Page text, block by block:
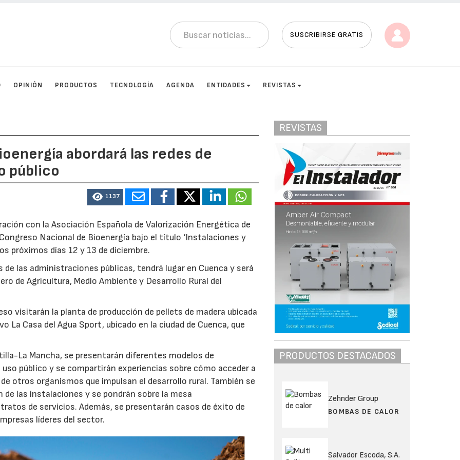
SUSCRIBIRSE GRATIS
OPINIÓN PRODUCTOS TECNOLOGÍA AGENDA ENTIDADES REVISTAS
abordará las redes de
público
1137
con la Asociación Española de Valorización Energética de
Nacional de Bioenergía bajo el título ‘Instalaciones y
próximos días 12 y 13 de diciembre.
las administraciones públicas, tendrá lugar en Cuenca y será
de Agricultura, Medio Ambiente y Desarrollo Rural del
visitarán la planta de producción de pellets de madera ubicada
Casa del Agua Sport, ubicado en la ciudad de Cuenca, que
La Mancha, se presentarán diferentes modelos de
público y se compartirán experiencias sobre cómo acceder a
otros organismos que impulsan el desarrollo rural. También se
las instalaciones y se pondrán sobre la mesa
de servicios. Además, se presentarán casos de éxito de
líderes del sector.
REVISTAS
PRODUCTOS DESTACADOS
Zehnder Group
BOMBAS DE CALOR
Salvador Escoda, S.A.